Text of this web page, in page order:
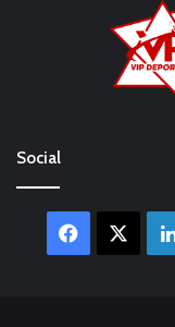
Social
Facebook